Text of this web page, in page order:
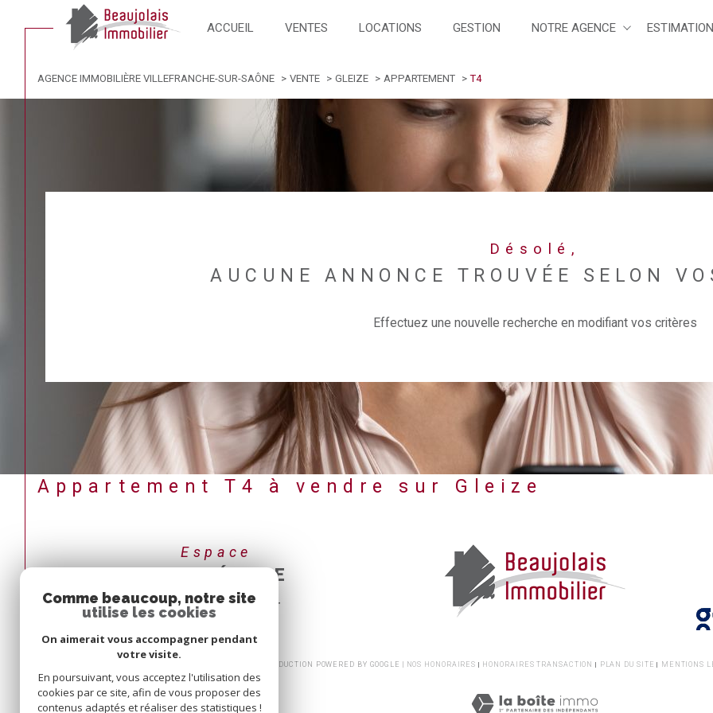
ACCUEIL VENTES LOCATIONS GESTION NOTRE AGENCE
notre équipe ESTIMATION
de l'ancien
de l'immo pro
Louer
à l'année
de l'immo pro
Estimer
BUDGET
Appartement 69400 - Gleizé 4 Pièces
AGENCE IMMOBILIÈRE VILLEFRANCHE-SUR-SAÔNE VENTE GLEIZE APPARTEMENT T4
Désolé,
AUCUNE ANNONCE TROUVÉE SELON
Effectuez une nouvelle recherche en modifiant vos critères
Appartement T4 à vendre sur Gleize
Espace
PROPRIÉTAIRE
Se connecter
© 2026 | TOUS DROITS RÉSERVÉS | TRADUCTION POWERED BY GOOGLE | NOS HONORAIRES HONORAIRES TRANSACTION PLAN DU SITE MENTIONS
Comme beaucoup, notre site
utilise les cookies
On aimerait vous accompagner pendant
votre visite.
En poursuivant, vous acceptez l'utilisation des
cookies par ce site, afin de vous proposer des
contenus adaptés et réaliser des statistiques !